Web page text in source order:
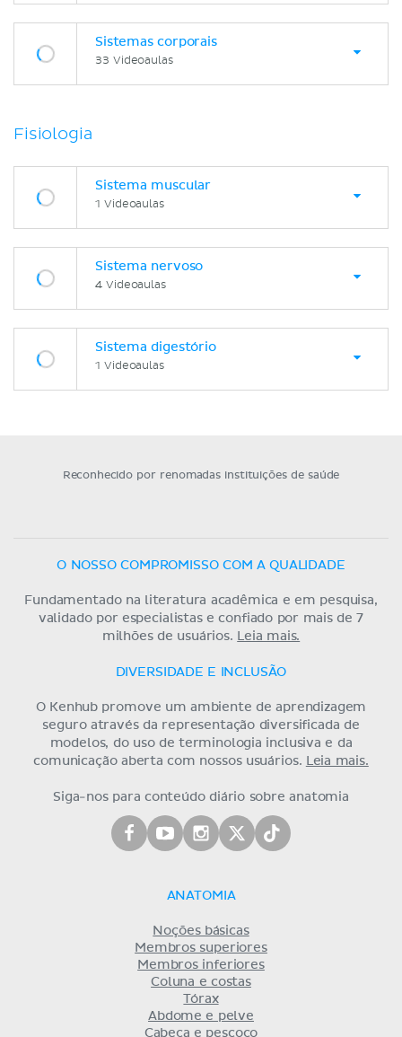
Sistemas corporais
33 Videoaulas
Fisiologia
Sistema muscular
1 Videoaulas
Sistema nervoso
4 Videoaulas
Sistema digestório
1 Videoaulas
Reconhecido por renomadas instituições de saúde
O NOSSO COMPROMISSO COM A QUALIDADE
Fundamentado na literatura acadêmica e em pesquisa,
validado por especialistas e confiado por mais de 7
milhões de usuários. Leia mais.
DIVERSIDADE E INCLUSÃO
O Kenhub promove um ambiente de aprendizagem
seguro através da representação diversificada de
modelos, do uso de terminologia inclusiva e da
comunicação aberta com nossos usuários. Leia mais.
Siga-nos para conteúdo diário sobre anatomia
ANATOMIA
Noções básicas
Membros superiores
Membros inferiores
Coluna e costas
Tórax
Abdome e pelve
Cabeça e pescoço